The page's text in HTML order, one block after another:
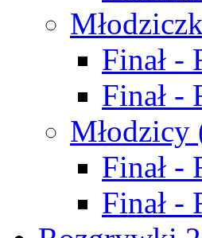
Finał -
Finał -
Finał -
Finał -